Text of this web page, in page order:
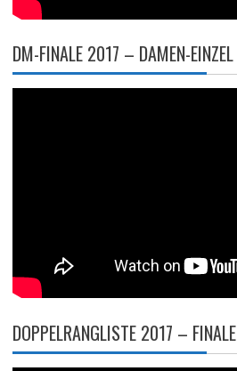
DM-FINALE 2017 – DAMEN-EINZEL
DOPPELRANGLISTE 2017 – FINALE